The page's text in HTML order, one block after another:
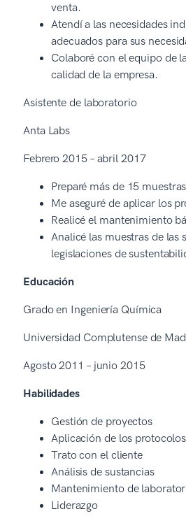
venta.
Atendí a las necesidades
adecuados para sus
Colaboré con el equipo de
calidad de la empresa.
Asistente de laboratorio
Anta Labs
Febrero 2015 – abril 2017
Preparé más de 15
Me aseguré de aplicar los
Realicé el mantenimiento
Analicé las muestras de las
legislaciones de
Educación
Grado en Ingeniería Química
Universidad Complutense de
Agosto 2011 – junio 2015
Habilidades
Gestión de proyectos
Aplicación de los
Trato con el cliente
Análisis de sustancias
Mantenimiento de
Liderazgo